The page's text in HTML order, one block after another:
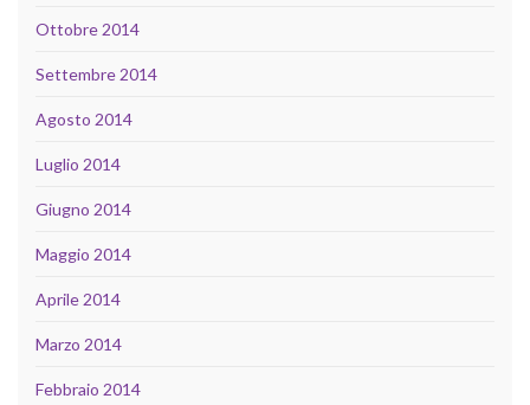
Ottobre 2014
Settembre 2014
Agosto 2014
Luglio 2014
Giugno 2014
Maggio 2014
Aprile 2014
Marzo 2014
Febbraio 2014